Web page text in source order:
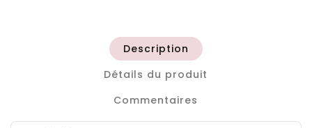
Description
Détails du produit
Commentaires